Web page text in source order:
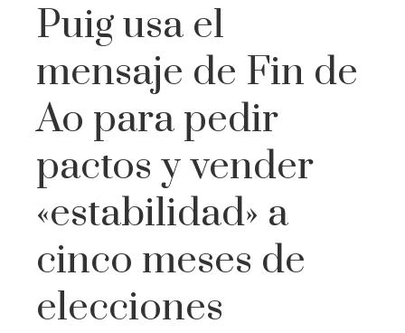
Puig usa el
mensaje de Fin de
Ao para pedir
pactos y vender
«estabilidad» a
cinco meses de
elecciones